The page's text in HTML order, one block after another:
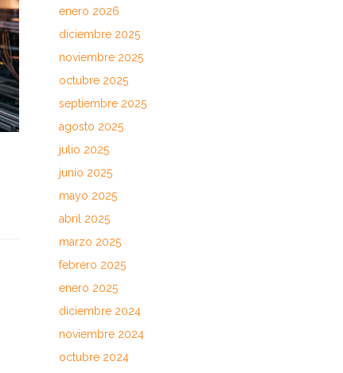
enero 2026
diciembre 2025
noviembre 2025
octubre 2025
septiembre 2025
agosto 2025
julio 2025
junio 2025
mayo 2025
abril 2025
marzo 2025
febrero 2025
enero 2025
diciembre 2024
noviembre 2024
octubre 2024